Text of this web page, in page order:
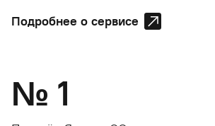
Подробнее о сервисе
№ 1